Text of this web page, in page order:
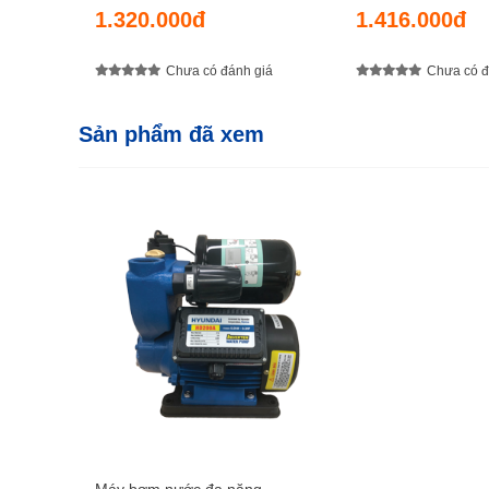
lưu lượng 35 lít/ phút
1.320.000đ
Chưa có đánh giá
lưu lượng 35 lít/
1.416.000đ
Chưa có
Sản phẩm đã xem